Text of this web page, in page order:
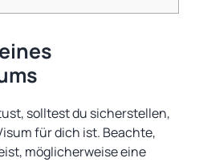
solltest du sicherstellen,
für dich ist. Beachte,
möglicherweise eine